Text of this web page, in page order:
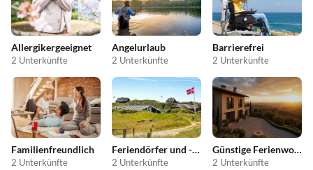
Allergikergeeignet
2 Unterkünfte
Angelurlaub
2 Unterkünfte
Barrierefrei
2 Unterkünfte
Familienfreundlich
2 Unterkünfte
Feriendörfer und -anlagen
2 Unterkünfte
Günstige Ferienwohnungen
2 Unterkünfte